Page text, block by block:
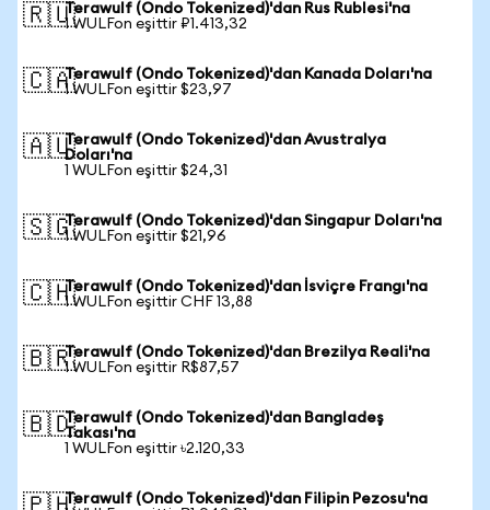
🇷🇺Terawulf (Ondo Tokenized)'dan Rus Rublesi'na
1 WULFon eşittir ₽1.413,32
🇨🇦Terawulf (Ondo Tokenized)'dan Kanada Doları'na
1 WULFon eşittir $23,97
🇦🇺Terawulf (Ondo Tokenized)'dan Avustralya
Doları'na
1 WULFon eşittir $24,31
🇸🇬Terawulf (Ondo Tokenized)'dan Singapur Doları'na
1 WULFon eşittir $21,96
🇨🇭Terawulf (Ondo Tokenized)'dan İsviçre Frangı'na
1 WULFon eşittir CHF 13,88
🇧🇷Terawulf (Ondo Tokenized)'dan Brezilya Reali'na
1 WULFon eşittir R$87,57
🇧🇩Terawulf (Ondo Tokenized)'dan Bangladeş
Takası'na
1 WULFon eşittir ৳2.120,33
Terawulf (Ondo Tokenized)'dan Filipin Pezosu'na